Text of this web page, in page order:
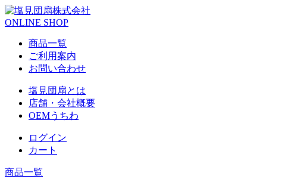
ONLINE SHOP
商品一覧
ご利用案内
お問い合わせ
塩見団扇とは
店舗・会社概要
OEMうちわ
ログイン
カート
商品一覧